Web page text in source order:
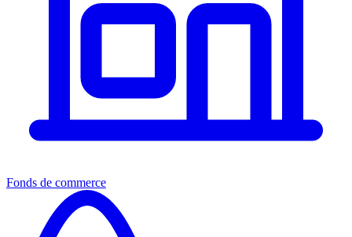
Fonds de commerce